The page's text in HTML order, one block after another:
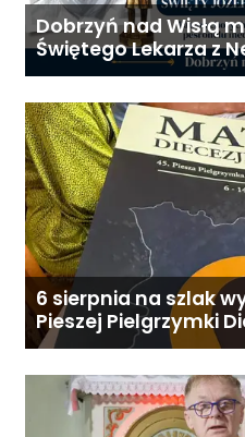
Dobrzyń nad Wisłą
Świętego Lekarza z
6 sierpnia na szlak
Pieszej Pielgrzymki
Jasną Górę